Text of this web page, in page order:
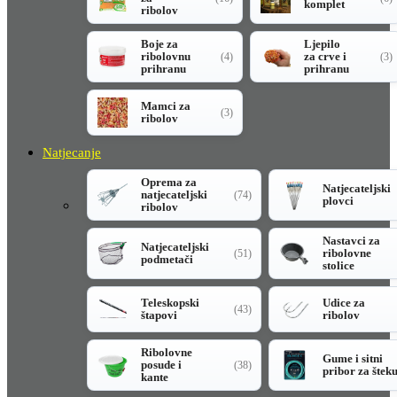
ribolov
komplet
Boje za
ribolovnu
prihranu
(4)
Ljepilo
za crve i
prihranu
(3)
Mamci za
ribolov
(3)
Natjecanje
Oprema za
natjecateljski
ribolov
(74)
Natjecateljski
plovci
Natjecateljski
podmetači
(51)
Nastavci za
ribolovne
stolice
Teleskopski
štapovi
(43)
Udice za
ribolov
Ribolovne
posude i
kante
(38)
Gume i sitni
pribor za šteku